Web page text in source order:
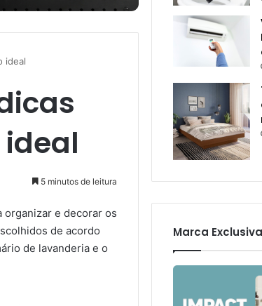
ideal
5 minutos de leitura
organizar e decorar os
de acordo
de lavanderia e o
Marca Exclusiva